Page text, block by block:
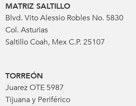
MATRIZ SALTILLO
Blvd. Vito Alessio Robles No. 5830
Col. Asturias
Saltillo Coah, Mex C.P. 25107
TORREÓN
Juarez OTE 5987
Tijuana y Periférico